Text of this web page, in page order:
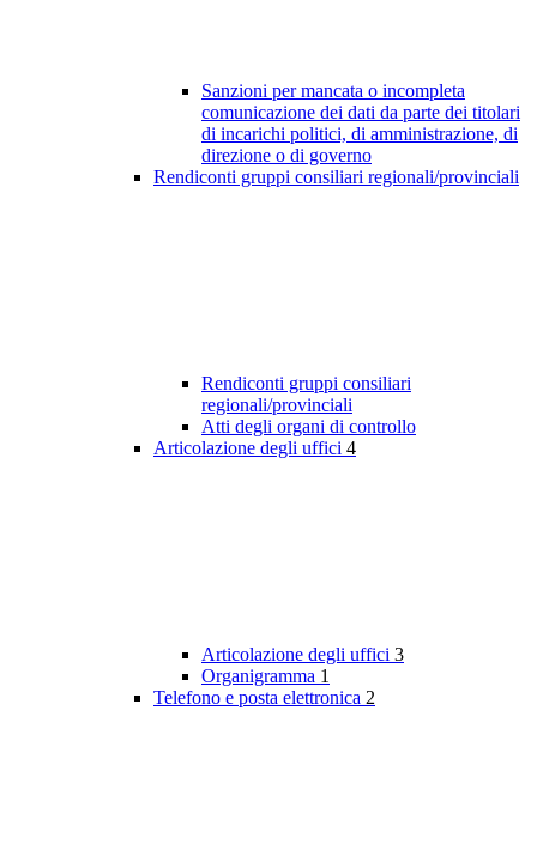
Sanzioni per mancata o incompleta
comunicazione dei dati da parte dei titolari
di incarichi politici, di amministrazione, di
direzione o di governo
Rendiconti gruppi consiliari regionali/provinciali
Rendiconti gruppi consiliari
regionali/provinciali
Atti degli organi di controllo
Articolazione degli uffici 4
Articolazione degli uffici 3
Organigramma 1
Telefono e posta elettronica 2